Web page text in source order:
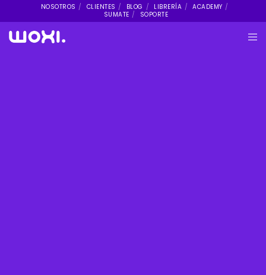
NOSOTROS CLIENTES BLOG LIBRERÍA
ACADEMY
SUMATE
SOPORTE